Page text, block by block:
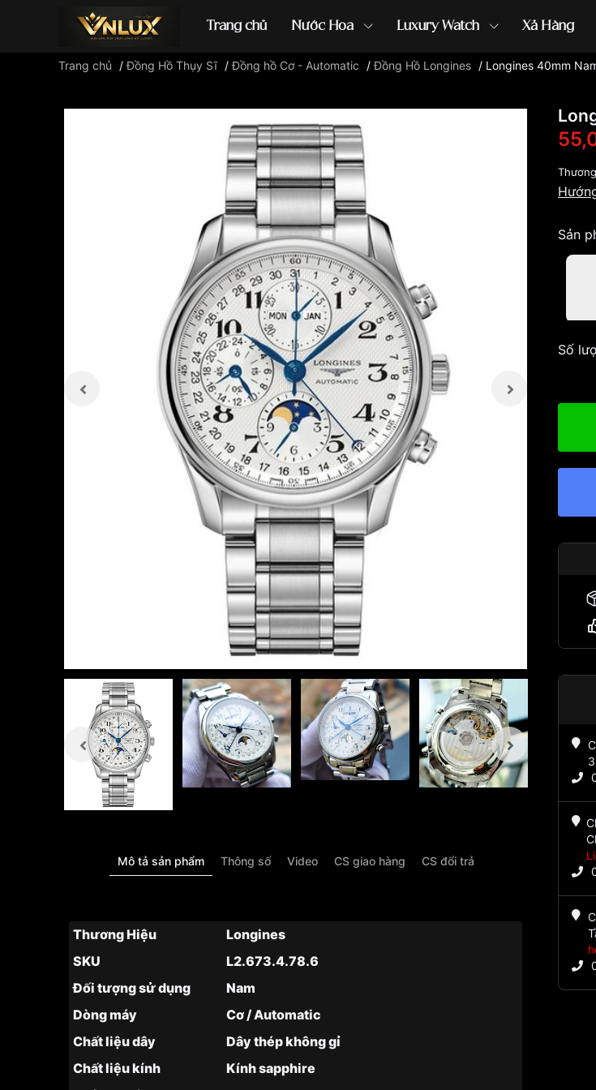
Trang chủ Nước Hoa Luxury Watch Xả Hàng
Đồng hồ casio đồng hồ G-Shock đồng hồ Orient ...
Trang chủ /Đồng Hồ Thụy Sĩ /Đồng hồ Cơ - Automatic /Đồng Hồ Longines / Longines 40mm
Mô tả sản phẩm Thông số Video CS giao hàng CS đổi trả
Thương Hiệu
Longines
SKU
L2.673.4.78.6
Đối tượng sử dụng
Nam
Dòng máy
Cơ / Automatic
Chất liệu dây
Dây thép không gỉ
Chất liệu kính
Kính sapphire
Sản
Số